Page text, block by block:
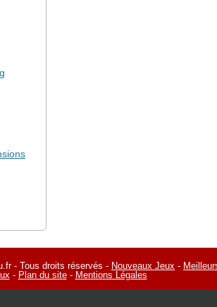
- Tous droits réservés - Nouveaux Jeux -
- Plan du site- Mentions Légales